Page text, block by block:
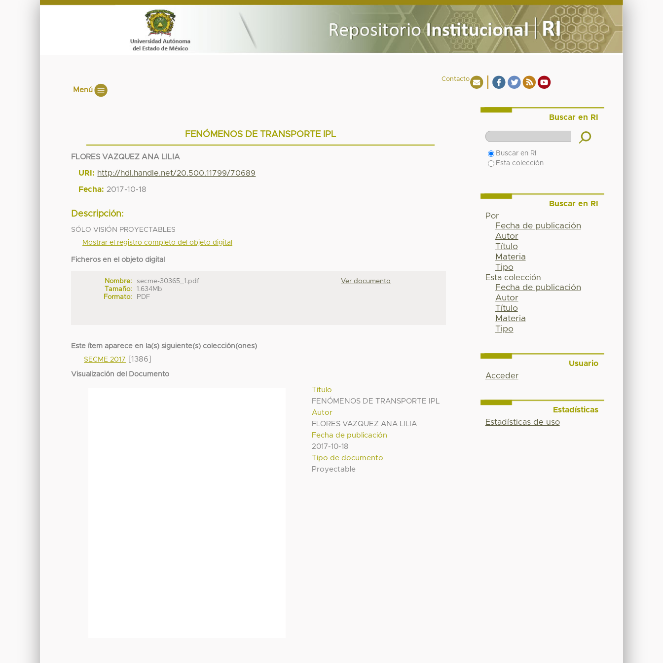
Contacto
Menú
FENÓMENOS DE TRANSPORTE IPL
FLORES VAZQUEZ ANA LILIA
URI: http://hdl.handle.net/20.500.11799/70689
Fecha: 2017-10-18
Descripción:
SÓLO VISIÓN PROYECTABLES
Mostrar el registro completo del objeto digital
Ficheros en el objeto digital
Nombre:
secme-30365_1.pdf
Tamaño:
1.634Mb
Formato:
PDF
Ver documento
Este ítem aparece en la(s) siguiente(s) colección(ones)
SECME 2017
[1386]
Visualización del Documento
Título
FENÓMENOS DE TRANSPORTE IPL
Autor
FLORES VAZQUEZ ANA LILIA
Fecha de publicación
2017-10-18
Tipo de documento
Proyectable
Buscar en RI
Buscar en RI
Esta colección
Buscar en RI
Por
Fecha de publicación
Autor
Título
Materia
Tipo
Esta colección
Fecha de publicación
Autor
Título
Materia
Tipo
Usuario
Acceder
Estadísticas
Estadísticas de uso